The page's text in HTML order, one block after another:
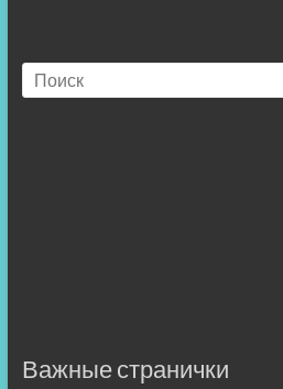
Важные странички